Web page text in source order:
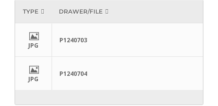
TYPE DRAWER/FILE
JPG
P1240703
JPG
P1240704